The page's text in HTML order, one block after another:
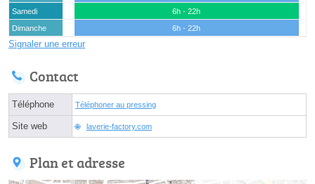
Samedi
6h - 22h
Dimanche
6h - 22h
Signaler une erreur
Contact
Téléphone Téléphoner au pressing
Site web laverie-factory.com
Plan et adresse